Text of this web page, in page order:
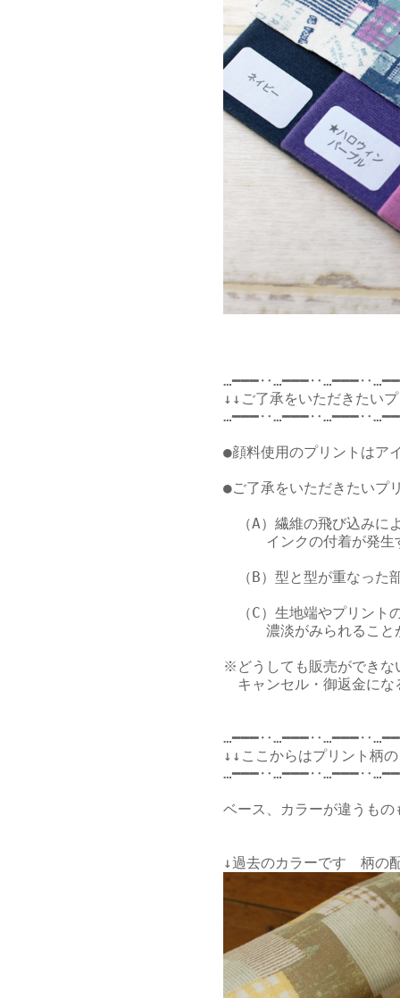
↓↓ご了承をいただきたい
●顔料使用のプリントはア
●ご了承をいただきたいプ
（A）繊維の飛び込みに
インクの付着が発生す
（B）型と型が重なった
（C）生地端やプリント
濃淡がみられることが
※どうしても販売ができな
キャンセル・御返金にな
↓↓ここからはプリント柄
ベース、カラーが違うも